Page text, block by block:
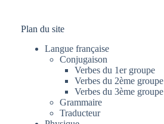
Plan du site
Langue française
Conjugaison
Verbes du 1er groupe
Verbes du 2ème groupe
Verbes du 3ème groupe
Grammaire
Traducteur